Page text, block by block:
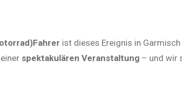
ist dieses Ereignis in
spektakulären Veranstaltung – und wir